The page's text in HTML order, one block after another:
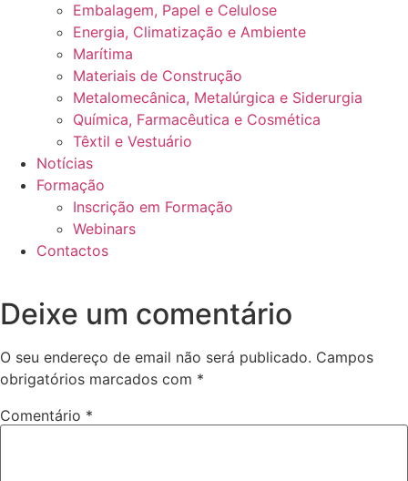
Embalagem, Papel e Celulose
Energia, Climatização e Ambiente
Marítima
Materiais de Construção
Metalomecânica, Metalúrgica e Siderurgia
Química, Farmacêutica e Cosmética
Têxtil e Vestuário
Notícias
Formação
Inscrição em Formação
Webinars
Contactos
Deixe um comentário
O seu endereço de email não será publicado. Campos
obrigatórios marcados com *
Comentário *